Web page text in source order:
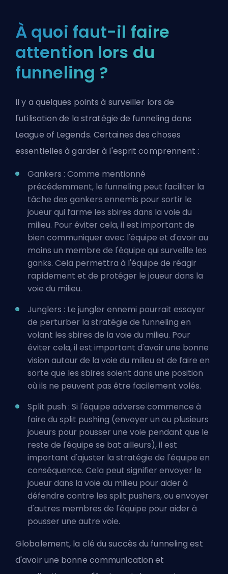
À quoi faut-il faire
attention lors du
funneling ?
Il y a quelques points à surveiller lors de
l'utilisation de la stratégie de funneling dans
League of Legends. Certaines des choses
essentielles à garder à l'esprit comprennent :
Gankers : Comme mentionné
précédemment, le funneling peut faciliter la
tâche des gankers ennemis pour sortir le
joueur qui farme les sbires dans la voie du
milieu. Pour éviter cela, il est important de
bien communiquer avec l'équipe et d'avoir au
moins un membre de l'équipe qui surveille les
ganks. Cela permettra à l'équipe de réagir
rapidement et de protéger le joueur dans la
voie du milieu.
Junglers : Le jungler ennemi pourrait essayer
de perturber la stratégie de funneling en
volant les sbires de la voie du milieu. Pour
éviter cela, il est important d'avoir une bonne
vision autour de la voie du milieu et de faire en
sorte que les sbires soient dans une position
où ils ne peuvent pas être facilement volés.
Split push : Si l'équipe adverse commence à
faire du split pushing (envoyer un ou plusieurs
joueurs pour pousser une voie pendant que le
reste de l'équipe se bat ailleurs), il est
important d'ajuster la stratégie de l'équipe en
conséquence. Cela peut signifier envoyer le
joueur dans la voie du milieu pour aider à
défendre contre les split pushers, ou envoyer
d'autres membres de l'équipe pour aider à
pousser une autre voie.
Globalement, la clé du succès du funneling est
d'avoir une bonne communication et